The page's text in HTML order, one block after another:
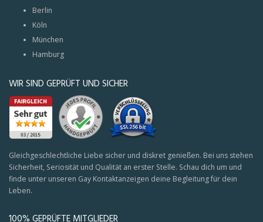
Berlin
Köln
München
Hamburg
WIR SIND GEPRÜFT UND SICHER
Gleichgeschlechtliche Liebe sicher und diskret genießen. Bei uns stehen
Sicherheit, Seriosität und Qualität an erster Stelle. Schau dich um und
finde unter unseren Gay Kontaktanzeigen deine Begleitung für dein
Leben.